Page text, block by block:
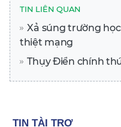
TIN LIÊN QUAN
Xả súng trường
thiệt mạng
Thụy Điển chính